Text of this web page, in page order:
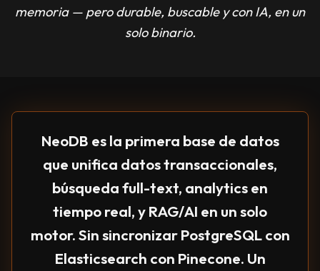
memoria — pero durable, buscable y con IA, en un
solo binario.
NeoDB es la primera base de datos
que unifica datos transaccionales,
búsqueda full-text, analytics en
tiempo real, y RAG/AI en un solo
motor. Sin sincronizar PostgreSQL con
Elasticsearch con Pinecone. Un